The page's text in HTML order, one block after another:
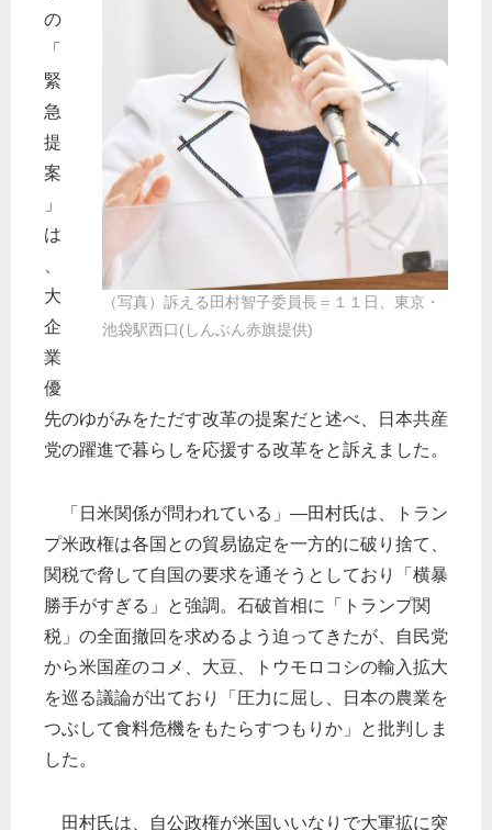
（写真）訴える田村智子委員長＝１１日、東京・
池袋駅西口(しんぶん赤旗提供)
の
「
緊
急
提
案
」
は
大
企
業
優
先のゆがみをただす改革の提案だと述べ、日本共産
党の躍進で暮らしを応援する改革をと訴えました。
「日米関係が問われている」―田村氏は、トラン
プ米政権は各国との貿易協定を一方的に破り捨て、
関税で脅して自国の要求を通そうとしており「横暴
勝手がすぎる」と強調。石破首相に「トランプ関
税」の全面撤回を求めるよう迫ってきたが、自民党
から米国産のコメ、大豆、トウモロコシの輸入拡大
を巡る議論が出ており「圧力に屈し、日本の農業を
つぶして食料危機をもたらすつもりか」と批判しま
した。
田村氏は、自公政権が米国いいなりで大軍拡に突